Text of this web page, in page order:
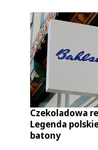
Czekoladowa
Legenda
batony